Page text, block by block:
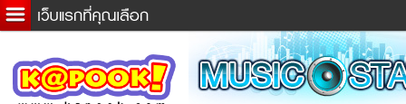
ข่าวด่วน
ละคร